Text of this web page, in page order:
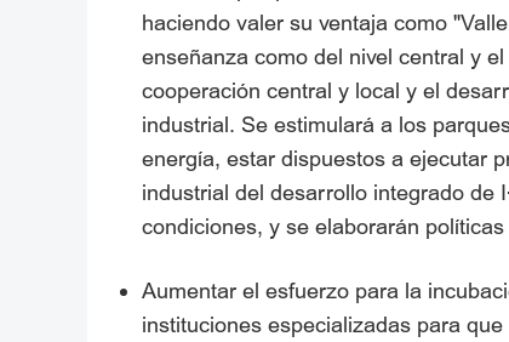
haciendo valer su ventaja como
enseñanza como del nivel central y
cooperación central y local y el
industrial. Se estimulará a los
energía, estar dispuestos a ejecutar
industrial del desarrollo integrado de
condiciones, y se elaborarán
Aumentar el esfuerzo para la
instituciones especializadas para